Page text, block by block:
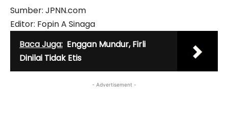
Sumber: JPNN.com
Editor: Fopin A Sinaga
Baca Juga: Enggan Mundur, Firli
Dinilai Tidak Etis
- Advertisement -